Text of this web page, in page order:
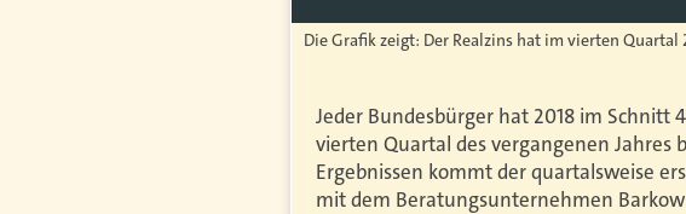
Die Grafik zeigt: Der Realzins hat im vierten
Jeder Bundesbürger hat 2018 im Schnitt
vierten Quartal des vergangenen Jahres
Ergebnissen kommt der quartalsweise
mit dem Beratungsunternehmen